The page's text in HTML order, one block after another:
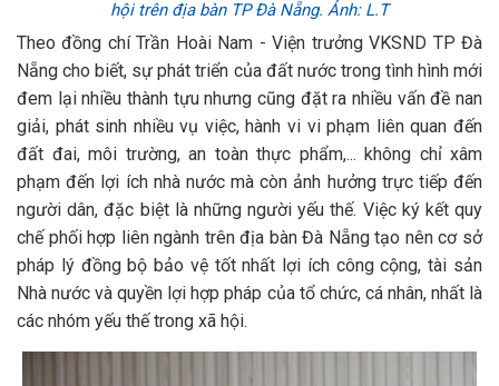
hội trên địa bàn TP Đà Nẵng. Ảnh: L.T
Theo đồng chí Trần Hoài Nam - Viện trưởng VKSND TP Đà
Nẵng cho biết, sự phát triển của đất nước trong tình hình mới
đem lại nhiều thành tựu nhưng cũng đặt ra nhiều vấn đề nan
giải, phát sinh nhiều vụ việc, hành vi vi phạm liên quan đến
đất đai, môi trường, an toàn thực phẩm,... không chỉ xâm
phạm đến lợi ích nhà nước mà còn ảnh hưởng trực tiếp đến
người dân, đặc biệt là những người yếu thế. Việc ký kết quy
chế phối hợp liên ngành trên địa bàn Đà Nẵng tạo nên cơ sở
pháp lý đồng bộ bảo vệ tốt nhất lợi ích công cộng, tài sản
Nhà nước và quyền lợi hợp pháp của tổ chức, cá nhân, nhất là
các nhóm yếu thế trong xã hội.